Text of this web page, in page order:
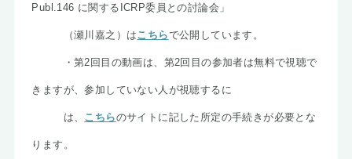
Publ.146 に関するICRP委員との討論会」
（瀬川嘉之）はこちらで公開しています。
・第2回目の動画は、第2回目の参加者は無料で視聴で
きますが、参加していない人が視聴するに
は、 こちらのサイトに記した所定の手続きが必要とな
ります。